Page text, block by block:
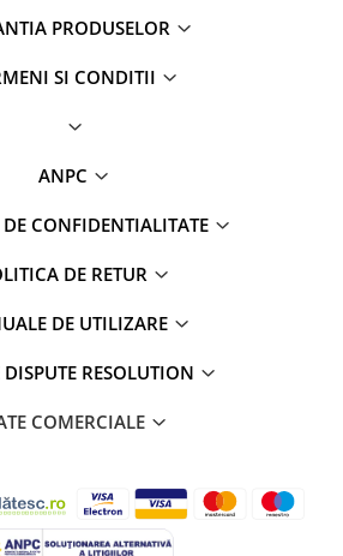
PRODUSELOR
SI CONDITII
ANPC
CONFIDENTIALITATE
DE RETUR
DE UTILIZARE
RESOLUTION
COMERCIALE